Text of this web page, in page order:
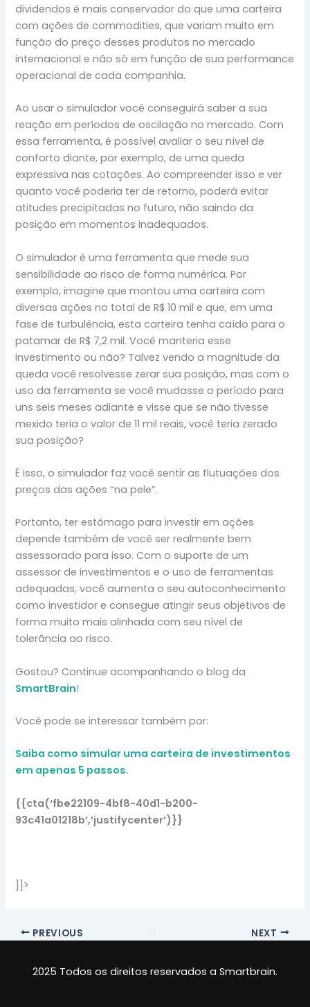
dividendos é mais conservador do que uma carteira
com ações de commodities, que variam muito em
função do preço desses produtos no mercado
internacional e não só em função de sua performance
operacional de cada companhia.
Ao usar o simulador você conseguirá saber a sua
reação em períodos de oscilação no mercado. Com
essa ferramenta, é possível avaliar o seu nível de
conforto diante, por exemplo, de uma queda
expressiva nas cotações. Ao compreender isso e ver
quanto você poderia ter de retorno, poderá evitar
atitudes precipitadas no futuro, não saindo da
posição em momentos inadequados.
O simulador é uma ferramenta que mede sua
sensibilidade ao risco de forma numérica. Por
exemplo, imagine que montou uma carteira com
diversas ações no total de R$ 10 mil e que, em uma
fase de turbulência, esta carteira tenha caído para o
patamar de R$ 7,2 mil. Você manteria esse
investimento ou não? Talvez vendo a magnitude da
queda você resolvesse zerar sua posição, mas com o
uso da ferramenta se você mudasse o período para
uns seis meses adiante e visse que se não tivesse
mexido teria o valor de 11 mil reais, você teria zerado
sua posição?
É isso, o simulador faz você sentir as flutuações dos
preços das ações “na pele”.
Portanto, ter estômago para investir em ações
depende também de você ser realmente bem
assessorado para isso. Com o suporte de um
assessor de investimentos e o uso de ferramentas
adequadas, você aumenta o seu autoconhecimento
como investidor e consegue atingir seus objetivos de
forma muito mais alinhada com seu nível de
tolerância ao risco.
Gostou? Continue acompanhando o blog da
SmartBrain!
Você pode se interessar também por:
Saiba como simular uma carteira de investimentos
em apenas 5 passos.
{{cta(‘fbe22109-4bf8-40d1-b200-
93c41a01218b’,’justifycenter’)}}
]]>
PREVIOUS NEXT
2025 Todos os direitos reservados a Smartbrain.